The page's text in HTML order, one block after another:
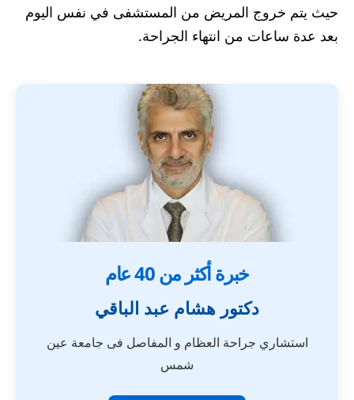
حيث يتم خروج المريض من المستشفى في نفس اليوم
بعد عدة ساعات من انتهاء الجراحة.
خبرة أكثر من 40 عام
دكتور هشام عبد الباقي
استشاري جراحة العظام و المفاصل فى جامعة عين
شمس